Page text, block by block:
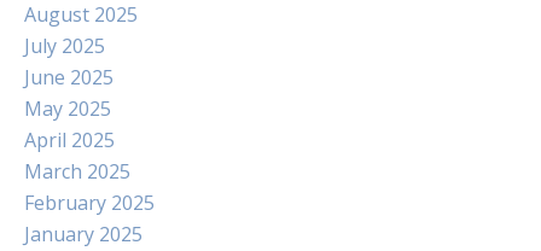
August 2025
July 2025
June 2025
May 2025
April 2025
March 2025
February 2025
January 2025